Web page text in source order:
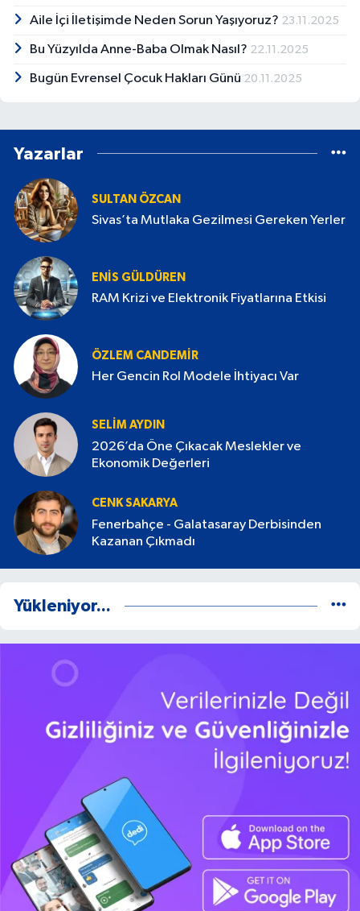
Aile İçi İletişimde Neden Sorun Yaşıyoruz? 23.11.2025
Bu Yüzyılda Anne-Baba Olmak Nasıl? 22.11.2025
Bugün Evrensel Çocuk Hakları Günü 20.11.2025
Yazarlar
SULTAN ÖZCAN
Sivas’ta Mutlaka Gezilmesi Gereken Yerler
ENIS GÜLDÜREN
RAM Krizi ve Elektronik Fiyatlarına Etkisi
ÖZLEM CANDEMİR
Her Gencin Rol Modele İhtiyacı Var
SELIM AYDIN
2026’da Öne Çıkacak Meslekler ve
Ekonomik Değerleri
CENK SAKARYA
Fenerbahçe - Galatasaray Derbisinden
Kazanan Çıkmadı
Yükleniyor...